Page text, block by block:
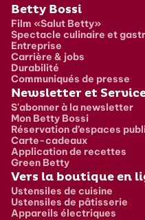
Pied de page
Betty Bossi
Film «Salut Betty»
Spectacle culinaire et
Entreprise
Carrière & jobs
Durabilité
Communiqués de presse
Newsletter et
S'abonner à la newsletter
Mon Betty Bossi
Réservation d’espaces
Carte-cadeaux
Application de recettes
Green Betty
Vers la boutique en
Ustensiles de cuisine
Ustensiles de pâtisserie
Appareils électriques